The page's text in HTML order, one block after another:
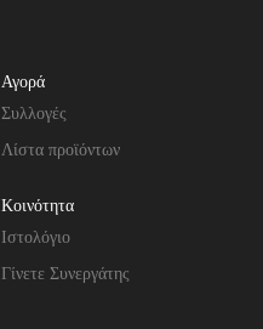
Αγορά
Συλλογές
Λίστα προϊόντων
Κοινότητα
Ιστολόγιο
Γίνετε Συνεργάτης